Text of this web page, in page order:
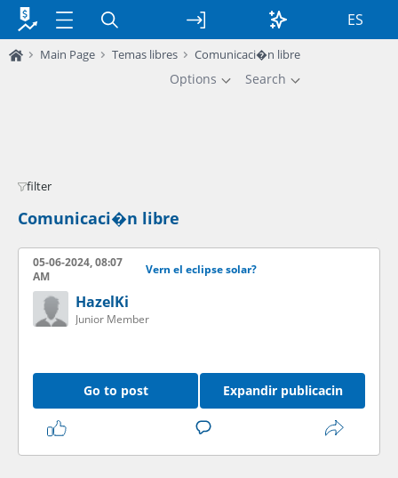
ES
Main Page Temas libres Comunicaci�n libre
Options Search
filter
Comunicaci�n libre
05-06-2024, 08:07
AM
Vern el eclipse solar?
HazelKi
Junior Member
Go to post Expandir publicacin